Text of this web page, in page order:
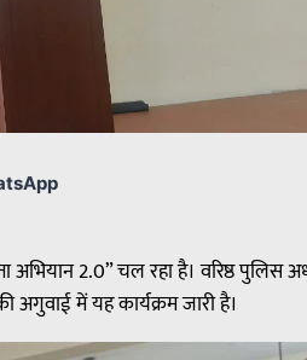
2.0” चल रहा है। वरिष्ठ पुलिस
अगुवाई में यह कार्यक्रम जारी है।